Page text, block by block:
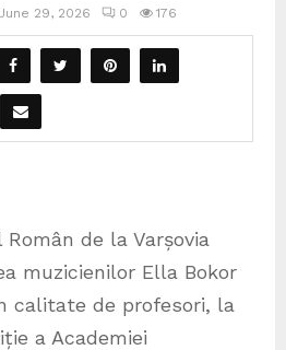
June 29, 2026 0 176
de la Varșovia
muzicienilor Ella Bokor
calitate de profesori, la
a Academiei